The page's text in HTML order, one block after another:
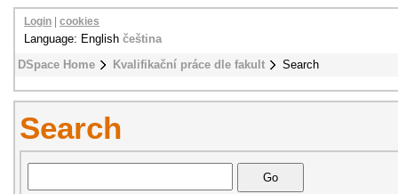
DSpace Home Kvalifikační práce dle fakult Search
Login cookies
Language: English čeština
Search